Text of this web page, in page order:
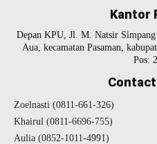
Kantor
Depan KPU, Jl. M. Natsir
Aua, kecamatan Pasaman,
Pos:
Zoelnasti (0811-661-326)
Khairul (0811-6696-755)
Aulia (0852-1011-4991)